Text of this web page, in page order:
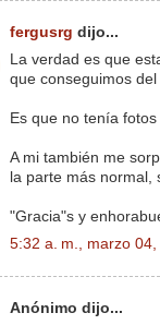
fergusrg dijo...
La verdad es que
que conseguimos del
Es que no tenía
A mi también me
la parte más normal,
"Gracia"s y
5:32 a. m., marzo
Anónimo dijo...